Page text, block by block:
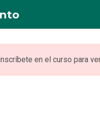
en el curso para